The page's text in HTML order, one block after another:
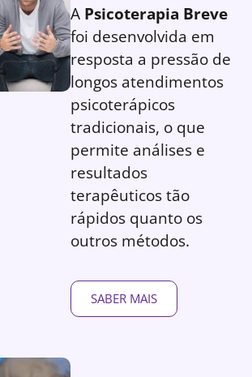
A Psicoterapia Breve
foi desenvolvida em
resposta a pressão de
longos atendimentos
psicoterápicos
tradicionais, o que
permite análises e
resultados
terapêuticos tão
rápidos quanto os
outros métodos.
SABER MAIS